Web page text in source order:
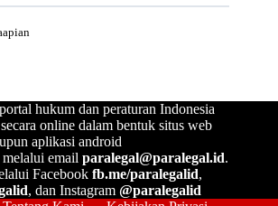
hukum dan peraturan Indonesia
online dalam bentuk situs web
aplikasi android
melalui emailparalegal@paralegal.id.
Facebook fb.me/paralegalid,
, dan Instagram@paralegalid